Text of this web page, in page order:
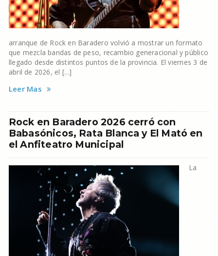
arranque de Rock en Baradero volvió a mostrar un formato
que mezcla bandas de peso, recambio generacional y público
llegado desde distintos puntos de la provincia. El viernes 3 de
abril de 2026, el […]
Leer Mas
Rock en Baradero 2026 cerró con
Babasónicos, Rata Blanca y El Mató en
el Anfiteatro Municipal
La